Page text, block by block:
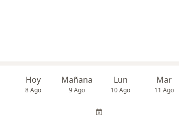
Hoy
8 Ago
Mañana
9 Ago
Lun
10 Ago
Mar
11 Ago